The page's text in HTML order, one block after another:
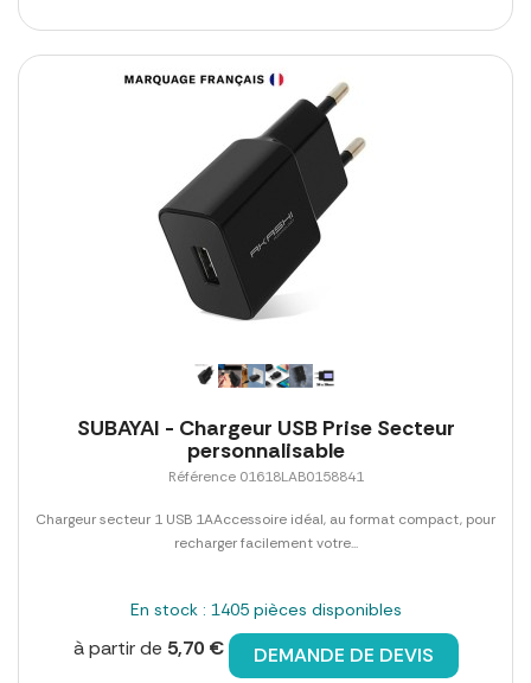
SUBAYAI - Chargeur USB Prise Secteur
personnalisable
Référence 01618LAB0158841
Chargeur secteur 1 USB 1AAccessoire idéal, au format compact, pour
recharger facilement votre...
En stock : 1405 pièces disponibles
à partir de 5,70 € DEMANDE DE DEVIS